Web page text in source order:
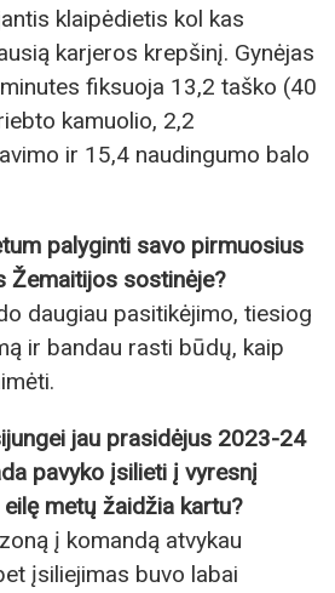
klaipėdietis kol kas
karjeros krepšinį. Gynėjas
fiksuoja 13,2 taško (40
kamuolio, 2,2
ir 15,4 naudingumo balo
palyginti savo pirmuosius
Žemaitijos sostinėje?
daugiau pasitikėjimo, tiesiog
ir bandau rasti būdų, kaip
jau prasidėjus 2023-24
pavyko įsilieti į vyresnį
metų žaidžia kartu?
į komandą atvykau
įsiliejimas buvo labai